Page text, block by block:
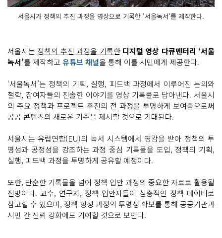
서울시가 정책의 추진 과정을 영상으로 기록한 '서울녹서'를 제작한다.
서울시는 정책의 추진 과정을 기록한 디지털 영상 다큐멘터리 ‘서울
녹서’를 제작하고유튜브 채널을 통해 이를 시민에게 제공한다.
‘서울녹서’는 정책의 기획, 실행, 피드백 과정에서 이루어진 논의와
철학, 참여자들의 진솔한 이야기를 영상 기록물로 담아낸다. 서울시
의 주요 정책과 프로젝트 추진의 전 과정을 투명하게 보여줌으로써
공공 콘텐츠의 새로운 기준을 제시할 것으로 기대된다.
서울시는 유럽연합(EU)의 녹서 시스템에서 영감을 받아 정책의 투
명성과 공정성을 강조하는 과정 중심 기록물을 도입, 정책의 기획,
실행, 피드백 과정을 투명하게 공유할 예정이다.
또한, 단순한 기록물을 넘어 정책 입안 과정의 중요한 자료로 활용될
전망이다. 교수, 연구자, 정책 입안자들이 심층적인 정책 데이터로
참고할 수 있으며, 정책 형성 과정의 투명성 확보를 통해 공공기관과
시민 간 신뢰 강화에도 기여할 것으로 보인다.